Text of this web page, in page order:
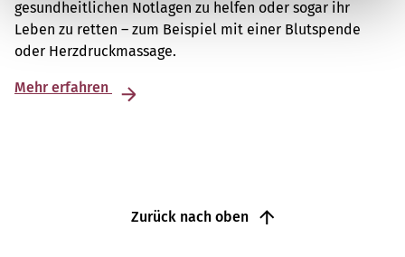
gesundheitlichen Notlagen zu helfen oder sogar ihr
Leben zu retten – zum Beispiel mit einer Blutspende
oder Herzdruckmassage.
Mehr erfahren
Zurück nach oben